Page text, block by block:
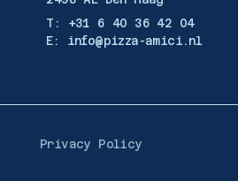
T: +31 6 40 36 42 04
E: info@pizza-amici.nl
Privacy Policy